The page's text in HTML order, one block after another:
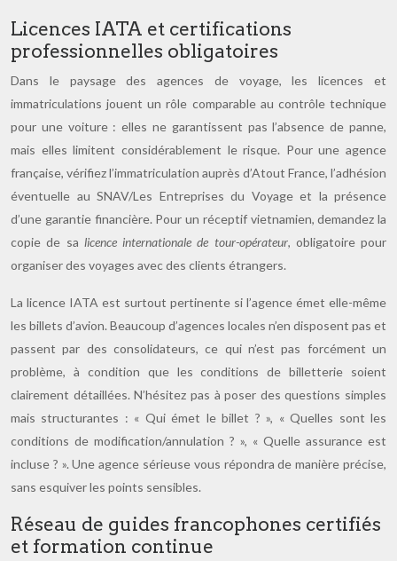
Licences IATA et certifications
professionnelles obligatoires
Dans le paysage des agences de voyage, les licences et
immatriculations jouent un rôle comparable au contrôle technique
pour une voiture : elles ne garantissent pas l’absence de panne,
mais elles limitent considérablement le risque. Pour une agence
française, vérifiez l’immatriculation auprès d’Atout France, l’adhésion
éventuelle au SNAV/Les Entreprises du Voyage et la présence
d’une garantie financière. Pour un réceptif vietnamien, demandez la
copie de sa licence internationale de tour-opérateur, obligatoire pour
organiser des voyages avec des clients étrangers.
La licence IATA est surtout pertinente si l’agence émet elle-même
les billets d’avion. Beaucoup d’agences locales n’en disposent pas et
passent par des consolidateurs, ce qui n’est pas forcément un
problème, à condition que les conditions de billetterie soient
clairement détaillées. N’hésitez pas à poser des questions simples
mais structurantes : « Qui émet le billet ? », « Quelles sont les
conditions de modification/annulation ? », « Quelle assurance est
incluse ? ». Une agence sérieuse vous répondra de manière précise,
sans esquiver les points sensibles.
Réseau de guides francophones certifiés
et formation continue